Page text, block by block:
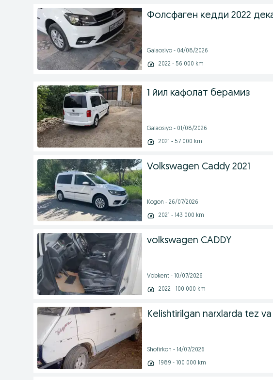
Фолсфаген кедди 2022
Galaosiyo - 04/08/2026
2022 - 56 000 km
1 йил кафолат берамиз
Galaosiyo - 01/08/2026
2021 - 57 000 km
Volkswagen Caddy 2021
Kogon - 26/07/2026
2021 - 143 000 km
volkswagen CADDY
Vobkent - 10/07/2026
2022 - 100 000 km
Kelishtirilgan narxlarda tez
Shofirkon - 14/07/2026
1989 - 100 000 km